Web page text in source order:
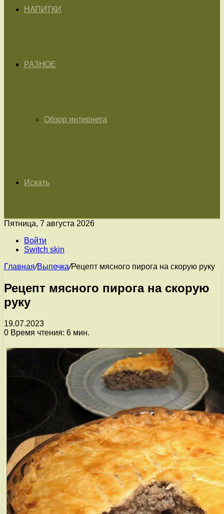
НАПИТКИ
РАЗНОЕ
Обзор интернета
Искать
Пятница, 7 августа 2026
Войти
Switch skin
Главная/Выпечка/Рецепт мясного пирога на скорую руку
Рецепт мясного пирога на скорую
руку
19.07.2023
0 Время чтения: 6 мин.